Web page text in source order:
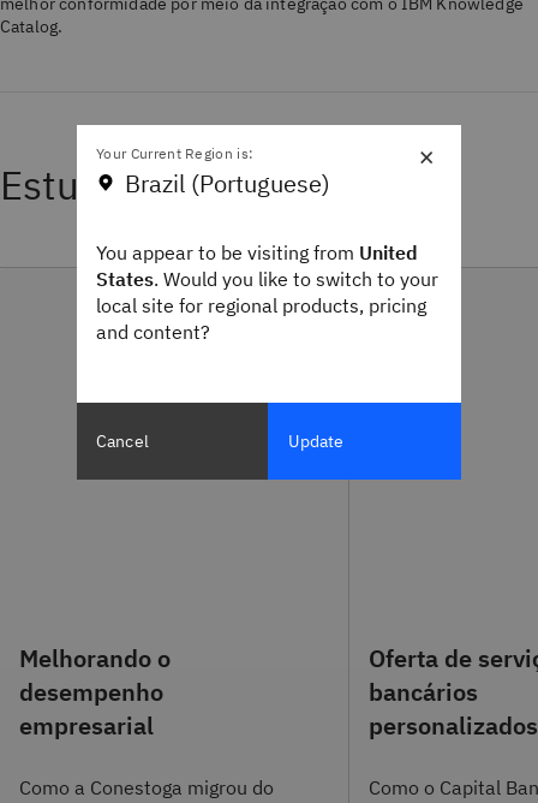
Catalog.
Estudos de caso
Melhorando o
desempenho
empresarial
Como a Conestoga migrou do
Oferta de
bancários
personalizados
Como o Capital
×
Your Current Region is:
Brazil (Portuguese)
You appear to be visiting from United
States. Would you like to switch to your
local site for regional products, pricing
and content?
Cancel Update